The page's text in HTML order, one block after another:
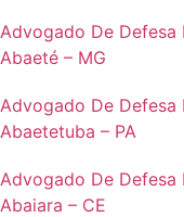
Advogado De Defesa
Abaeté – MG
Advogado De Defesa
Abaetetuba – PA
Advogado De Defesa
Abaiara – CE